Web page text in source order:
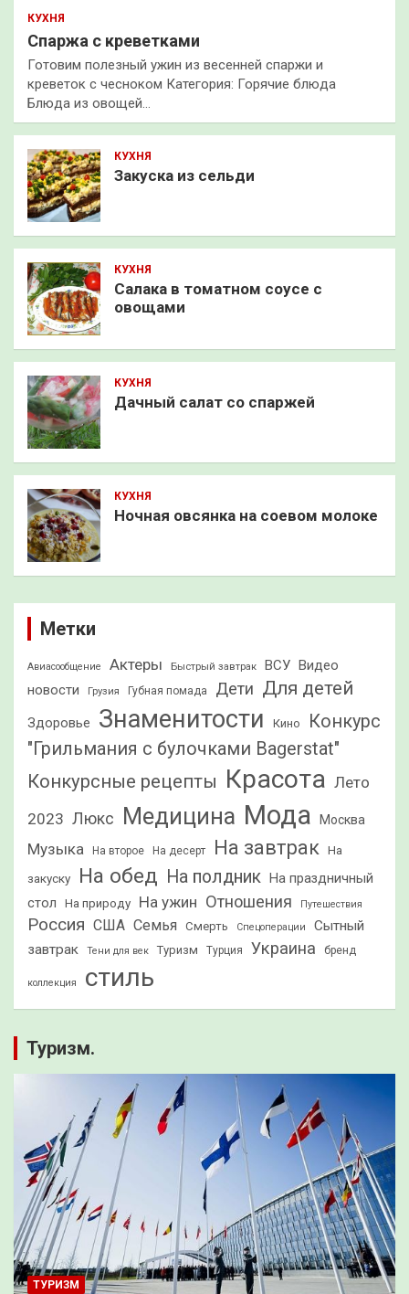
КУХНЯ
Спаржа с креветками
Готовим полезный ужин из весенней спаржи и
креветок с чесноком Категория: Горячие блюда
Блюда из овощей…
КУХНЯ
Закуска из сельди
КУХНЯ
Салака в томатном соусе с
овощами
КУХНЯ
Дачный салат со спаржей
КУХНЯ
Ночная овсянка на соевом молоке
Метки
Авиасообщение Актеры Быстрый завтрак ВСУ
Видео
новости
Грузия Губная помада Дети Для детей
Здоровье Знаменитости Кино
Конкурс
"Грильмания с булочками Bagerstat"
Конкурсные рецепты Красота Лето
2023 Люкс Медицина Мода Москва
Музыка На второе На десерт На завтрак На
закуску На обед На полдник
На праздничный
стол
На природу На ужин Отношения Путешествия
Россия США Семья Смерть Спецоперации
Сытный
завтрак
Тени для век Туризм Турция Украина бренд
коллекция стиль
Туризм.
ТУРИЗМ